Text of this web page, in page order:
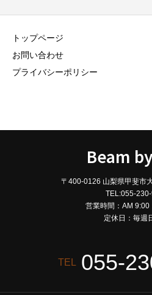
トップページ
お問い合わせ
プライバシーポリシー
Beam
〒400-0126 山梨県甲斐市
TEL:055-
営業時間：AM 9:00
定休日：毎週
TEL 055-